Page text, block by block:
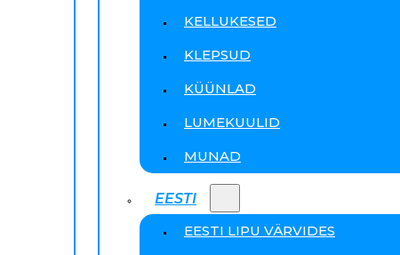
KELLUKESED
KLEPSUD
KÜÜNLAD
LUMEKUULID
MUNAD
EESTI
EESTI LIPU VÄRVIDES